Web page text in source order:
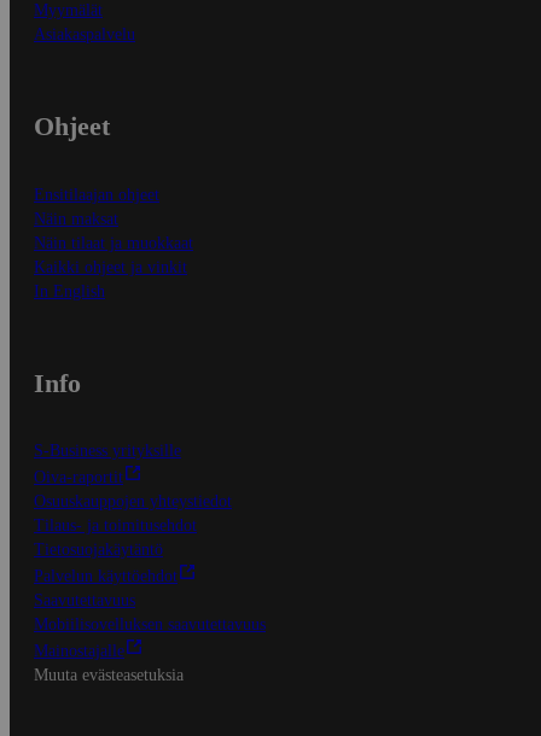
Myymälät
Asiakaspalvelu
Ohjeet
Ensitilaajan ohjeet
Näin maksat
Näin tilaat ja muokkaat
Kaikki ohjeet ja vinkit
In English
Info
S-Business yrityksille
Oiva-raportit
Osuuskauppojen yhteystiedot
Tilaus- ja toimitusehdot
Tietosuojakäytäntö
Palvelun käyttöehdot
Saavutettavuus
Mobiilisovelluksen saavutettavuus
Mainostajalle
Muuta evästeasetuksia